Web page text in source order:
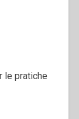
le pratiche